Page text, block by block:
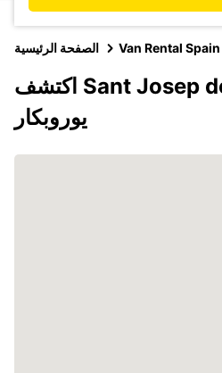
الصفحة الرئيسية Van Rental Spain
اكتشف Sant Josep de sa Talaia مع
يوروبكار